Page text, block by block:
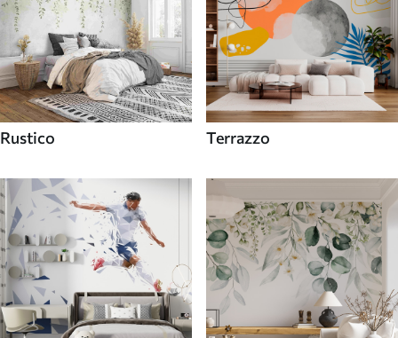
Rustico Terrazzo